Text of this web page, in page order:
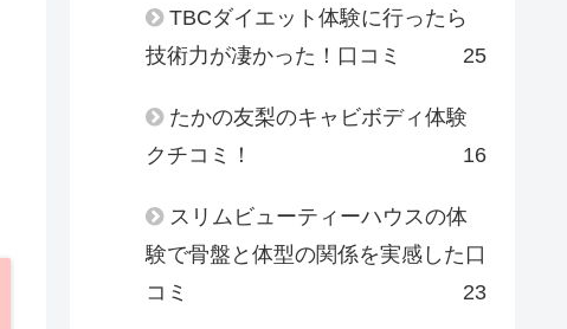
TBCダイエット体験に行ったら
技術力が凄かった！口コミ
25
たかの友梨のキャビボディ体験
クチコミ！
16
スリムビューティーハウスの体
験で骨盤と体型の関係を実感した口
コミ
23